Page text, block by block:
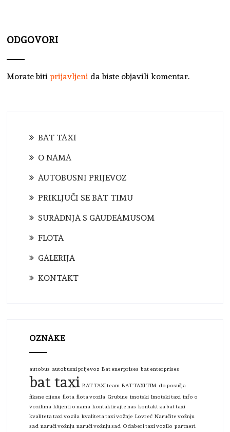
ODGOVORI
Morate bitiprijavljeni da biste objavili komentar.
BAT TAXI
O NAMA
AUTOBUSNI PRIJEVOZ
PRIKLJUČI SE BAT TIMU
SURADNJA S GAUDEAMUSOM
FLOTA
GALERIJA
KONTAKT
OZNAKE
autobus autobusni prijevoz Bat enerprises bat enterprises
bat taxi BAT TAXI team BAT TAXI TIM do posušja
fiksne cijene flota flota vozila Grubine imotski Imotski taxi info o
vozilima klijenti o nama kontaktirajte nas kontakt za bat taxi
kvaliteta taxi vozila kvaliteta taxi vožnje Lovreć Naručite vožnju
sad naruči vožnju naruči vožnju sad Odaberi taxi vozilo partneri